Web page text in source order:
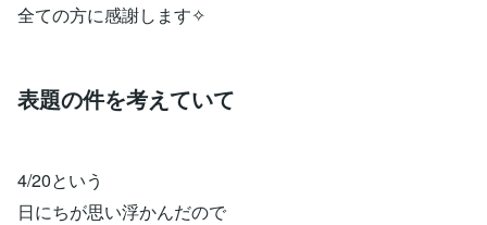
全ての方に感謝します✧
表題の件を考えていて
4/20という
日にちが思い浮かんだので